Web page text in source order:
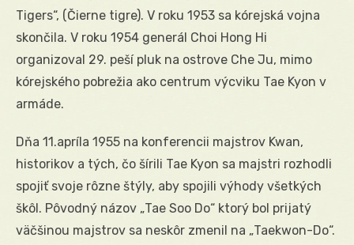
Tigers“, (Čierne tigre). V roku 1953 sa kórejská vojna
skončila. V roku 1954 generál Choi Hong Hi
organizoval 29. peší pluk na ostrove Che Ju, mimo
kórejského pobrežia ako centrum výcviku Tae Kyon v
armáde.
Dňa 11.apríla 1955 na konferencii majstrov Kwan,
historikov a tých, čo šírili Tae Kyon sa majstri rozhodli
spojiť svoje rôzne štýly, aby spojili výhody všetkých
škôl. Pôvodný názov „Tae Soo Do“ ktorý bol prijatý
väčšinou majstrov sa neskôr zmenil na „Taekwon-Do“.